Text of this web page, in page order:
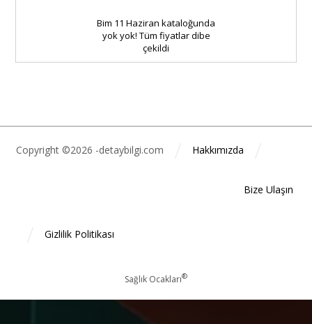
Bim 11 Haziran kataloğunda
yok yok! Tüm fiyatlar dibe
çekildi
Copyright ©2026 -detaybilgi.com Hakkımızda
Bize Ulaşın
Gizlilik Politikası
Sağlık Ocakları®